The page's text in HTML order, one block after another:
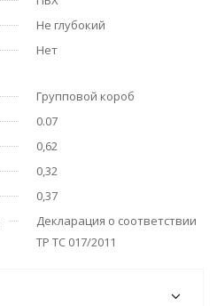
Не глубокий
Нет
Групповой короб
0.07
0,62
0,32
0,37
Декларация о соответствии
ТР ТС 017/2011